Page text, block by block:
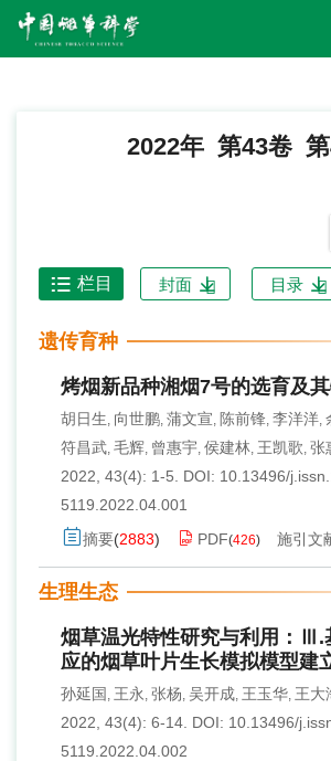
2022年 第43卷 第
栏目 封面 目录
遗传育种
烤烟新品种湘烟7号的选育及
胡日生, 向世鹏, 蒲文宣, 陈前锋, 李洋洋,
符昌武, 毛辉, 曾惠宇, 侯建林, 王凯歌, 张
2022, 43(4): 1-5.
DOI: 10.13496/
5119.2022.04.001
摘要(2883) PDF(426) 施引文
生理生态
烟草温光特性研究与利用：Ⅲ.
应的烟草叶片生长模拟模型建
孙延国 , 王永 , 张杨, 吴开成, 王玉华, 王大
2022, 43(4): 6-14. DOI: 10.13496/
5119.2022.04.002